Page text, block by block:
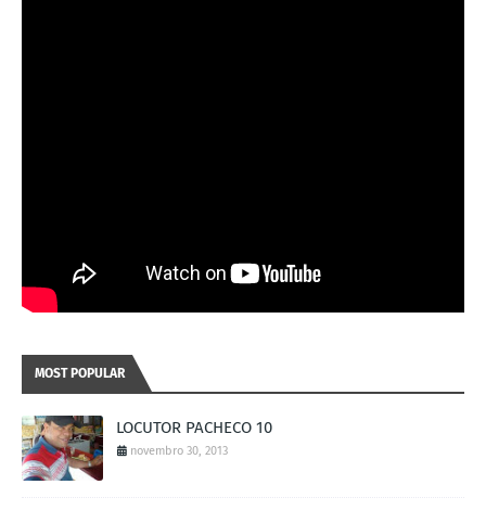
MOST POPULAR
LOCUTOR PACHECO 10
novembro 30, 2013